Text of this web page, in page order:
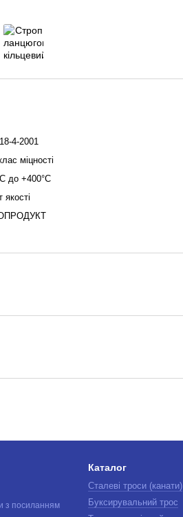
4-2001
міцності
до +400°С
якості
з посиланням
Каталог
Сталеві троси (канати)
Буксирувальний трос